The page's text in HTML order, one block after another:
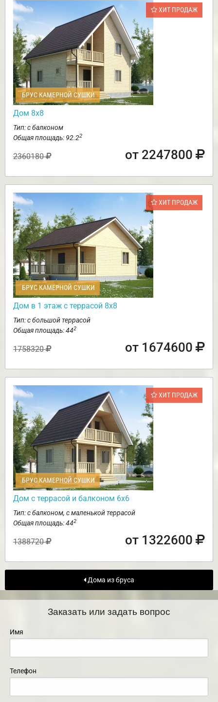
ХИТ ПРОДАЖ
БРУС КАМЕРНОЙ СУШКИ
Дом 8х8
Тип: с балконом
Общая площадь: 92.22
2360180 от 2247800
ХИТ ПРОДАЖ
БРУС КАМЕРНОЙ СУШКИ
Дом в 1 этаж с террасой 8х8
Тип: с большой террасой
Общая площадь: 442
1758320 от 1674600
ХИТ ПРОДАЖ
БРУС КАМЕРНОЙ СУШКИ
Дом с террасой и балконом 6х6
Тип: с балконом, с маленькой террасой
Общая площадь: 442
1388720 от 1322600
Дома из бруса
Заказать или задать вопрос
Имя
Телефон